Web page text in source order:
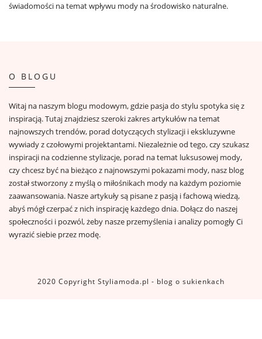
świadomości na temat wpływu mody na środowisko naturalne.
O BLOGU
Witaj na naszym blogu modowym, gdzie pasja do stylu spotyka się z
inspiracją. Tutaj znajdziesz szeroki zakres artykułów na temat
najnowszych trendów, porad dotyczących stylizacji i ekskluzywne
wywiady z czołowymi projektantami. Niezależnie od tego, czy szukasz
inspiracji na codzienne stylizacje, porad na temat luksusowej mody,
czy chcesz być na bieżąco z najnowszymi pokazami mody, nasz blog
został stworzony z myślą o miłośnikach mody na każdym poziomie
zaawansowania. Nasze artykuły są pisane z pasją i fachową wiedzą,
abyś mógł czerpać z nich inspirację każdego dnia. Dołącz do naszej
społeczności i pozwól, żeby nasze przemyślenia i analizy pomogły Ci
wyrazić siebie przez modę.
2020 Copyright Styliamoda.pl - blog o sukienkach